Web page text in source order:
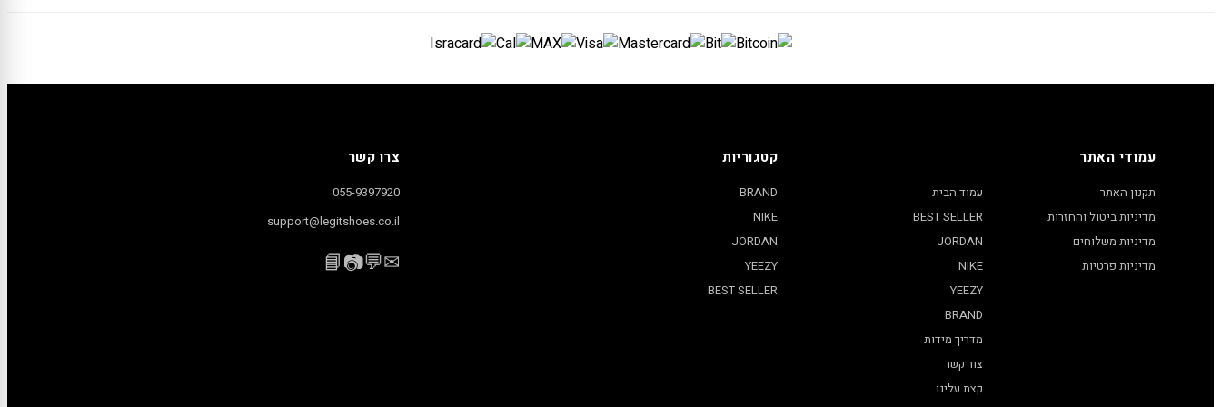
עמודי האתר
תקנון האתר
מדיניות ביטול והחזרות
מדיניות משלוחים
מדיניות פרטיות
עמוד הבית
BEST SELLER
JORDAN
NIKE
YEEZY
BRAND
מדריך מידות
צור קשר
קצת עלינו
קטגוריות
BRAND
NIKE
JORDAN
YEEZY
BEST SELLER
צרו קשר
055-9397920
support@legitshoes.co.il
✉
💬
📷
📘